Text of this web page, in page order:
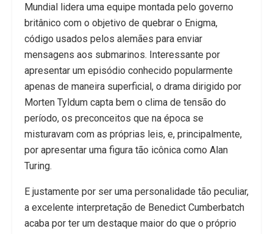
Mundial lidera uma equipe montada pelo governo
britânico com o objetivo de quebrar o Enigma,
código usados pelos alemães para enviar
mensagens aos submarinos. Interessante por
apresentar um episódio conhecido popularmente
apenas de maneira superficial, o drama dirigido por
Morten Tyldum capta bem o clima de tensão do
período, os preconceitos que na época se
misturavam com as próprias leis, e, principalmente,
por apresentar uma figura tão icônica como Alan
Turing.
E justamente por ser uma personalidade tão peculiar,
a excelente interpretação de Benedict Cumberbatch
acaba por ter um destaque maior do que o próprio